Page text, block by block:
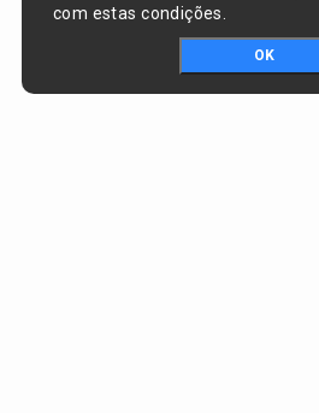
com estas condições.
OK